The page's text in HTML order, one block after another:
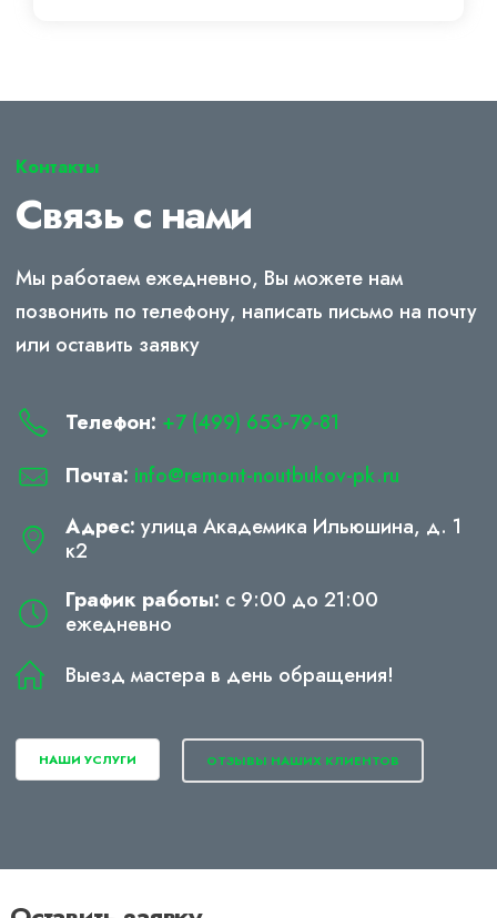
Контакты
Связь с нами
Мы работаем ежедневно, Вы можете нам
позвонить по телефону, написать письмо на почту
или оставить заявку
Телефон: +7 (499) 653-79-81
Почта: info@remont-noutbukov-pk.ru
Адрес: улица Академика Ильюшина, д. 1
к2
График работы: с 9:00 до 21:00
ежедневно
Выезд мастера в день обращения!
НАШИ УСЛУГИ ОТЗЫВЫ НАШИХ КЛИЕНТОВ